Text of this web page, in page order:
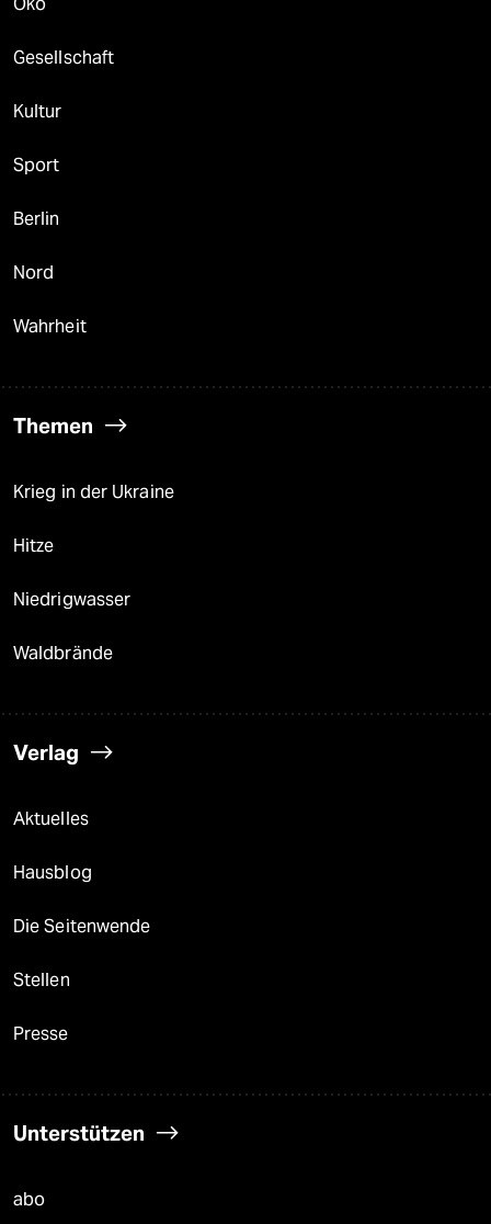
Öko
Gesellschaft
Kultur
Sport
Berlin
Nord
Wahrheit
Themen
Krieg in der Ukraine
Hitze
Niedrigwasser
Waldbrände
Verlag
Aktuelles
Hausblog
Die Seitenwende
Stellen
Presse
Unterstützen
abo